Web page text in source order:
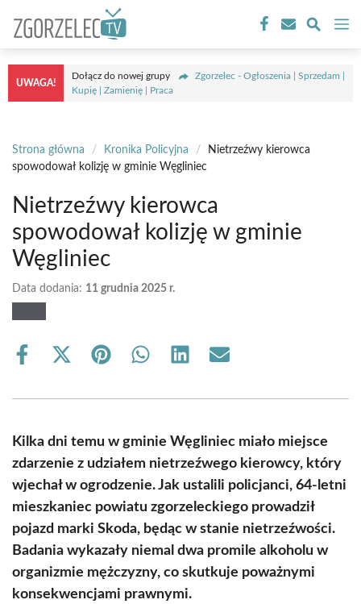
treści
UWAGA!
Dołącz do nowej grupy
Zgorzelec - Ogłoszenia | Sprzedam |
Kupię | Zamienię | Praca
Strona główna / Kronika Policyjna /
Nietrzeźwy kierowca
spowodował kolizję w gminie Węgliniec
Nietrzeźwy kierowca
spowodował kolizję w gminie
Węgliniec
Data dodania: 11 grudnia 2025 r.
Share
Share
(Twitter)
Share Share Share Share
Kilka dni temu w gminie Węgliniec miało miejsce
zdarzenie z udziałem nietrzeźwego kierowcy, który
wjechał w ogrodzenie. Jak ustalili policjanci, 64-letni
mieszkaniec powiatu zgorzeleckiego prowadził
pojazd marki Skoda, będąc w stanie nietrzeźwości.
Badania wykazały niemal dwa promile alkoholu w
organizmie mężczyzny, co skutkuje poważnymi
konsekwencjami prawnymi.